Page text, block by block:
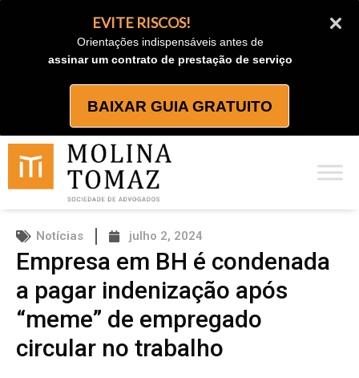
EVITE RISCOS!
Orientações indispensáveis antes de
assinar um contrato de prestação de serviço
BAIXAR GUIA GRATUITO
Notícias julho 2, 2024
Empresa em BH é condenada
a pagar indenização após
“meme” de empregado
circular no trabalho